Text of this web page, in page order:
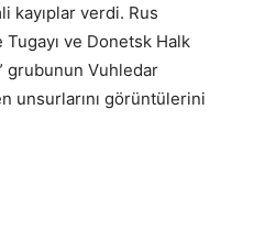
kayıplar verdi. Rus
ve Donetsk Halk
grubunun Vuhledar
unsurlarını görüntülerini